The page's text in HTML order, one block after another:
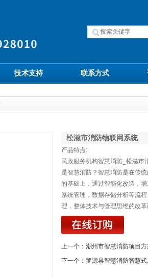
技术支持 联系方式
松滋市消防物联网系统
产品特点:
民政服务机构智慧消防_松滋市
是智慧消防？智慧消防是在传
的基础上，通过智能化改造，
系统管理，数据存储分析等流
理，整体技术与管理思维的改革
上一个： 潮州市智慧消防项目方
下一个： 罗源县智慧消防智慧